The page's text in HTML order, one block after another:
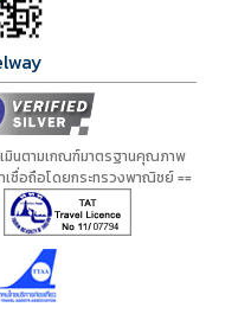
เมินตามเกณฑ์มาตรฐานคุณภาพ
ชื่อถือโดยกระทรวงพาณิชย์ ==